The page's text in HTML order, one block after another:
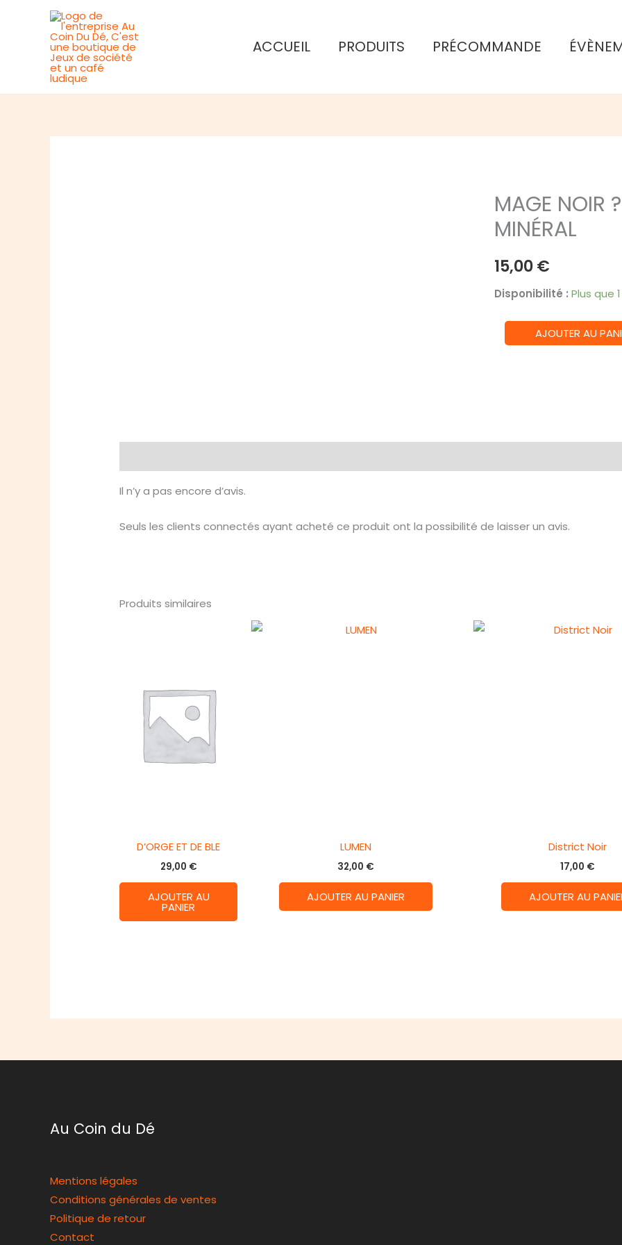
ACCUEIL PRODUITS PRÉCOMMANDE
MAGE NOIR
MINÉRAL
15,00€
Disponibilité : Plus que
quantité
de
N°1
AJOUTER AU
Il n’y a pas encore d’avis.
Seuls les clients connectés ayant acheté ce produit ont la possibilité de laisser un avis.
Produits similaires
D’ORGE ET DE BLE
29,00 €
AJOUTER AU
PANIER
LUMEN
32,00 €
AJOUTER AU PANIER
District Noir
17,00 €
AJOUTER AU
Au Coin du Dé
Mentions légales
Conditions générales de ventes
Politique de retour
Contact